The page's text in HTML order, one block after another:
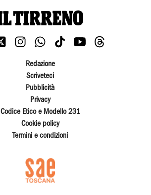
Redazione
Scriveteci
Pubblicità
Privacy
Codice Etico e Modello 231
Cookie policy
Termini e condizioni